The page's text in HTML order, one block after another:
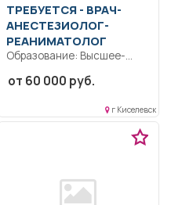
ТРЕБУЕТСЯ - ВРАЧ-
АНЕСТЕЗИОЛОГ-
РЕАНИМАТОЛОГ
Образование: Высшее-
магистратура.
Дисциплинированность..
Выполнение должностных
от 60 000 руб.
г Киселевск